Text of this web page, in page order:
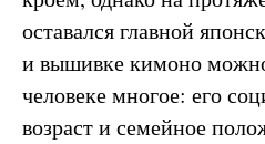
оставался главной
и вышивке кимоно
человеке многое: его
возраст и семейное